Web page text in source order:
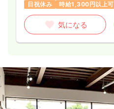
日祝休み
時給1,300円以上可
気になる